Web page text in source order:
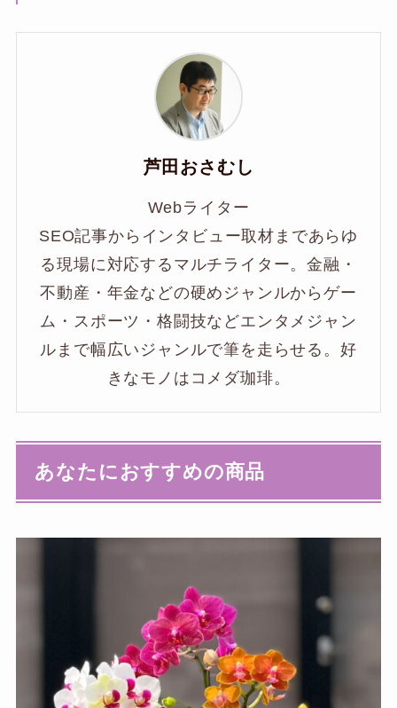
芦田おさむし
Webライター
SEO記事からインタビュー取材まであらゆ
る現場に対応するマルチライター。金融・
不動産・年金などの硬めジャンルからゲー
ム・スポーツ・格闘技などエンタメジャン
ルまで幅広いジャンルで筆を走らせる。好
きなモノはコメダ珈琲。
あなたにおすすめの商品